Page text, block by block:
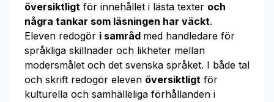
översiktligt för innehållet i lästa texter och
några tankar som läsningen har väckt.
Eleven redogör i samråd med handledare för
språkliga skillnader och likheter mellan
modersmålet och det svenska språket. I både tal
och skrift redogör eleven översiktligt för
kulturella och samhälleliga förhållanden i